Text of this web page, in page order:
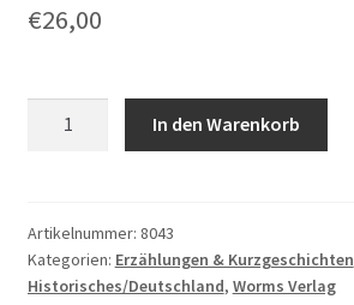
€26,00
am
Rhein
Menge
In den Warenkorb
Artikelnummer: 8043
Kategorien: Erzählungen & Kurzgeschichten
Historisches/Deutschland, Worms Verlag